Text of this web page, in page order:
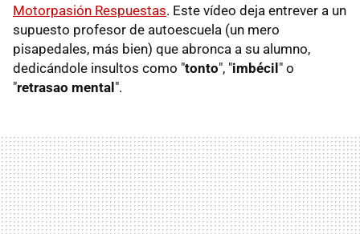
Motorpasión Respuestas. Este vídeo deja entrever a un
supuesto profesor de autoescuela (un mero
pisapedales, más bien) que abronca a su alumno,
dedicándole insultos como "tonto", "imbécil" o
"retrasao mental".